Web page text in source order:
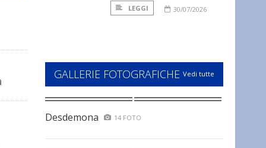
LEGGI 30/07/2026
GALLERIE FOTOGRAFICHE Vedi tutte
Desdemona 14 FOTO